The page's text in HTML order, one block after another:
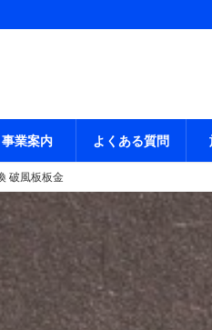
事業案内 よくある質問
破風板板金